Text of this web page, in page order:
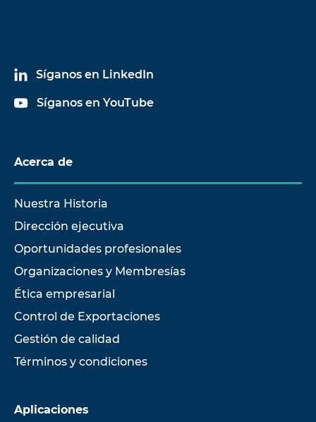
Síganos en LinkedIn
Síganos en YouTube
Acerca de
Nuestra Historia
Dirección ejecutiva
Oportunidades profesionales
Organizaciones y Membresías
Ética empresarial
Control de Exportaciones
Gestión de calidad
Términos y condiciones
Aplicaciones